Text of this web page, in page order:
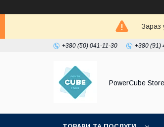
Зараз
+380 (50) 041-11-30 +380 (91)
PowerCube Store